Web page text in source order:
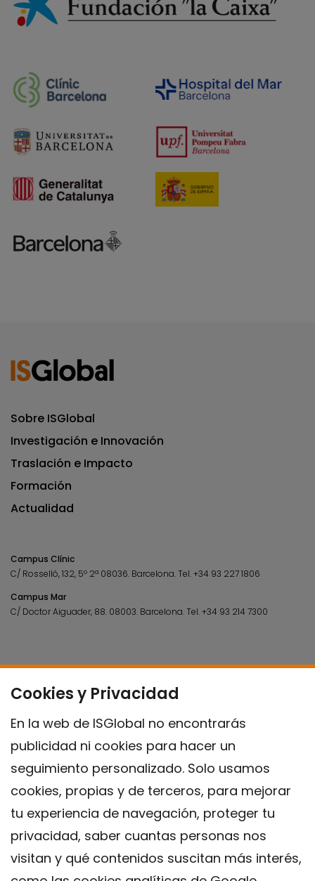
Cookies y Privacidad
En la web de ISGlobal no encontrarás
publicidad ni cookies para hacer un
seguimiento personalizado. Solo usamos
cookies, propias y de terceros, para mejorar
tu experiencia de navegación, proteger tu
privacidad, saber cuantas personas nos
visitan y qué contenidos suscitan más interés,
Sobre ISGlobal
Investigación e Innovación
Traslación e Impacto
Formación
Actualidad
Campus Clínic
C/ Rosselló, 132, 5º 2ª 08036. Barcelona.Tel.+34 93 227 1806
Campus Mar
C/ Doctor Aiguader, 88. 08003. Barcelona.Tel.+34 93 214 7300